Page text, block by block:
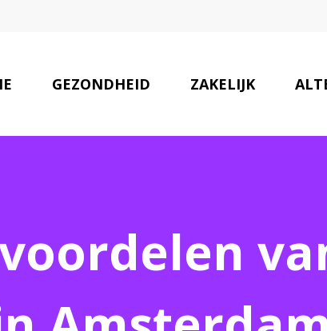
GEZONDHEID ZAKELIJK